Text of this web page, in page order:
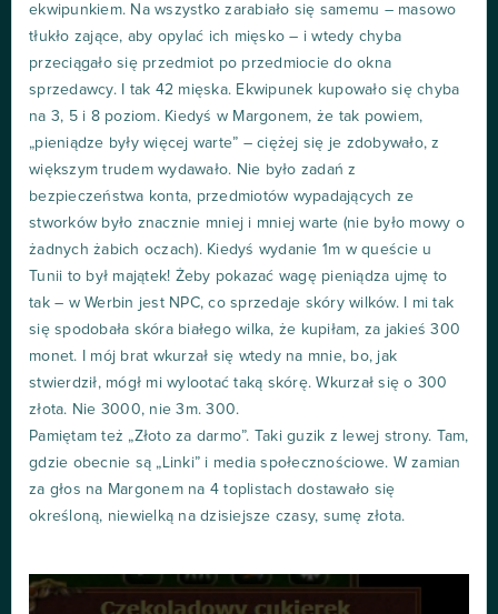
ekwipunkiem. Na wszystko zarabiało się samemu – masowo
tłukło zające, aby opylać ich mięsko – i wtedy chyba
przeciągało się przedmiot po przedmiocie do okna
sprzedawcy. I tak 42 mięska. Ekwipunek kupowało się chyba
na 3, 5 i 8 poziom. Kiedyś w Margonem, że tak powiem,
„pieniądze były więcej warte” – ciężej się je zdobywało, z
większym trudem wydawało. Nie było zadań z
bezpieczeństwa konta, przedmiotów wypadających ze
stworków było znacznie mniej i mniej warte (nie było mowy o
żadnych żabich oczach). Kiedyś wydanie 1m w queście u
Tunii to był majątek! Żeby pokazać wagę pieniądza ujmę to
tak – w Werbin jest NPC, co sprzedaje skóry wilków. I mi tak
się spodobała skóra białego wilka, że kupiłam, za jakieś 300
monet. I mój brat wkurzał się wtedy na mnie, bo, jak
stwierdził, mógł mi wylootać taką skórę. Wkurzał się o 300
złota. Nie 3000, nie 3m. 300.
Pamiętam też „Złoto za darmo”. Taki guzik z lewej strony. Tam,
gdzie obecnie są „Linki” i media społecznościowe. W zamian
za głos na Margonem na 4 toplistach dostawało się
określoną, niewielką na dzisiejsze czasy, sumę złota.